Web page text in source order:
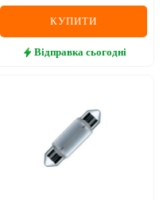
КУПИТИ
Відправка сьогодні